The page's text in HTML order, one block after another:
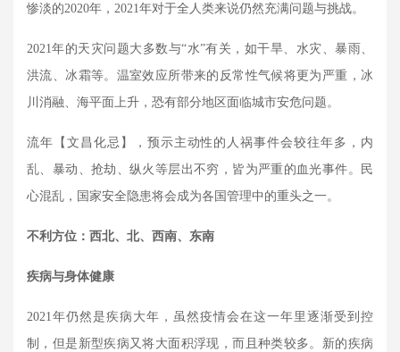
惨淡的2020年， 2021年对于全人类来说仍然充满问题与挑战。
2021年的天灾问题大多数与“水”有关，如干旱、水灾、暴雨、
洪流、冰霜等。温室效应所带来的反常性气候将更为严重，冰
川消融、海平面上升，恐有部分地区面临城市安危问题。
流年【文昌化忌】，预示主动性的人祸事件会较往年多，内
乱、暴动、抢劫、纵火等层出不穷，皆为严重的血光事件。民
心混乱，国家安全隐患将会成为各国管理中的重头之一。
不利方位：西北、北、西南、东南
疾病与身体健康
2021年仍然是疾病大年，虽然疫情会在这一年里逐渐受到控
制，但是新型疾病又将大面积浮现，而且种类较多。新的疾病